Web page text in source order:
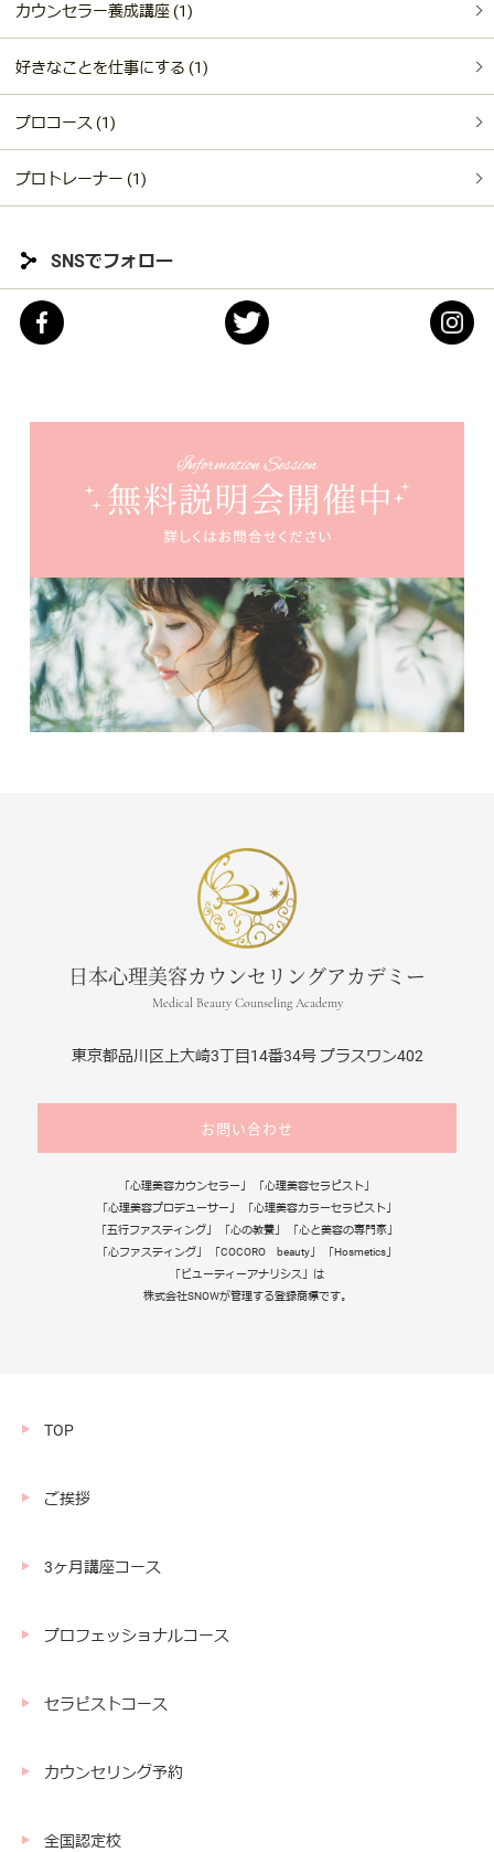
カウンセラー養成講座 (1)
好きなことを仕事にする (1)
プロコース (1)
プロトレーナー (1)
SNSでフォロー
日本心理美容カウンセリングアカデミー
Medical Beauty Counseling Academy
東京都品川区上大崎3丁目14番34号 プラスワン402
お問い合わせ
「心理美容カウンセラー」 「心理美容セラピスト」
「心理美容プロデューサー」 「心理美容カラーセラピスト」
「五行ファスティング」 「心の教養」 「心と美容の専門家」
「心ファスティング」 「COCORO beauty」 「Hosmetics」
「ビューティーアナリシス」は
株式会社SNOWが管理する登録商標です。
TOP
ご挨拶
3ヶ月講座コース
プロフェッショナルコース
セラピストコース
カウンセリング予約
全国認定校